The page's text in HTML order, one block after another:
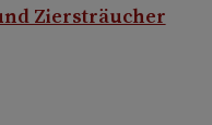
Ziersträucher